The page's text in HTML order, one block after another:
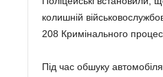
колишній
208 Кримінального
Під час обшуку